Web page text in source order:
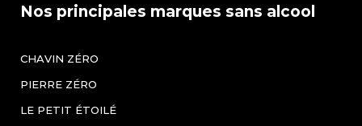
Nos principales marques sans alcool
CHAVIN ZÉRO
PIERRE ZÉRO
LE PETIT ÉTOILÉ